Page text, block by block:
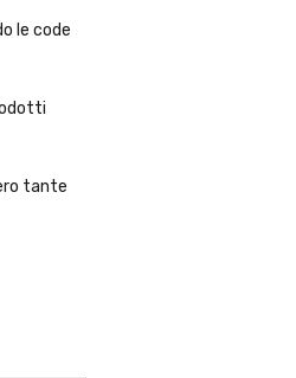
le code
tante